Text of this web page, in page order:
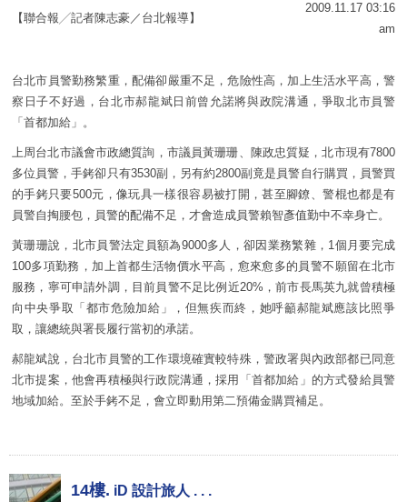
【聯合報╱記者陳志豪／台北報導】
2009.11.17 03:16
am
台北市員警勤務繁重，配備卻嚴重不足，危險性高，加上生活水平高，警
察日子不好過，台北市郝龍斌日前曾允諾將與政院溝通，爭取北市員警
「首都加給」。
上周台北市議會市政總質詢，市議員黃珊珊、陳政忠質疑，北市現有7800
多位員警，手銬卻只有3530副，另有約2800副竟是員警自行購買，員警買
的手銬只要500元，像玩具一樣很容易被打開，甚至腳鐐、警棍也都是有
員警自掏腰包，員警的配備不足，才會造成員警賴智彥值勤中不幸身亡。
黃珊珊說，北市員警法定員額為9000多人，卻因業務繁雜，1個月要完成
100多項勤務，加上首都生活物價水平高，愈來愈多的員警不願留在北市
服務，寧可申請外調，目前員警不足比例近20%，前市長馬英九就曾積極
向中央爭取「都市危險加給」，但無疾而終，她呼籲郝龍斌應該比照爭
取，讓總統與署長履行當初的承諾。
郝龍斌說，台北市員警的工作環境確實較特殊，警政署與內政部都已同意
北市提案，他會再積極與行政院溝通，採用「首都加給」的方式發給員警
地域加給。至於手銬不足，會立即動用第二預備金購買補足。
14樓. iD 設計旅人 . . .